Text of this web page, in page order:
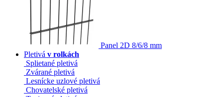
Panel 2D 8/6/8 mm
Pletivá v rolkách
Splietané pletivá
Zvárané pletivá
Lesnícke uzlové pletivá
Chovatelské pletivá